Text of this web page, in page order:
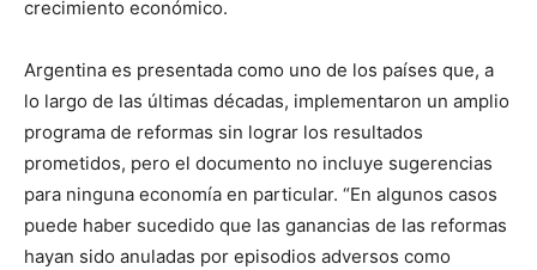
crecimiento económico.
Argentina es presentada como uno de los países que, a
lo largo de las últimas décadas, implementaron un amplio
programa de reformas sin lograr los resultados
prometidos, pero el documento no incluye sugerencias
para ninguna economía en particular. “En algunos casos
puede haber sucedido que las ganancias de las reformas
hayan sido anuladas por episodios adversos como